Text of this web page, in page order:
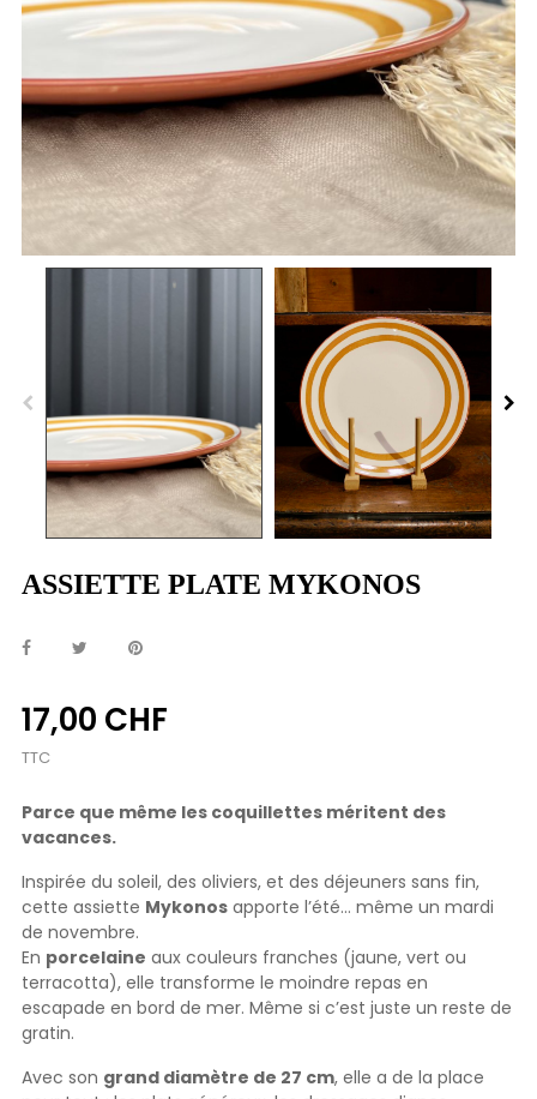
ASSIETTE PLATE MYKONOS
17,00 CHF
TTC
Parce que même les coquillettes méritent des
vacances.
Inspirée du soleil, des oliviers, et des déjeuners sans fin,
cette assiette Mykonos apporte l’été… même un mardi
de novembre.
En porcelaine aux couleurs franches (jaune, vert ou
terracotta), elle transforme le moindre repas en
escapade en bord de mer. Même si c’est juste un reste de
gratin.
Avec son grand diamètre de 27 cm, elle a de la place